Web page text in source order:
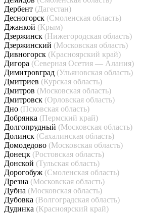
Дербент (Дагестан)
Десногорск (Смоленская область)
Джанкой (Крым)
Дзержинск (Нижегородская область)
Дзержинский (Московская область)
Дивногорск (Красноярский край)
Дигора (Северная Осетия — Алания)
Димитровград (Ульяновская область)
Дмитриев (Курская область)
Дмитров (Московская область)
Дмитровск (Орловская область)
Дно (Псковская область)
Добрянка (Пермский край)
Долгопрудный (Московская область)
Долинск (Сахалинская область)
Домодедово (Московская область)
Донецк (Ростовская область)
Донской (Тульская область)
Дорогобуж (Смоленская область)
Дрезна (Московская область)
Дубна (Московская область)
Дубовка (Волгоградская область)
Дудинка (Красноярский край)